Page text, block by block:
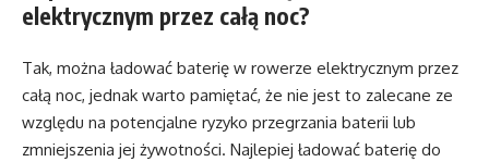
elektrycznym przez całą noc?
Tak, można ładować baterię w rowerze elektrycznym przez
całą noc, jednak warto pamiętać, że nie jest to zalecane ze
względu na potencjalne ryzyko przegrzania baterii lub
zmniejszenia jej żywotności. Najlepiej ładować baterię do